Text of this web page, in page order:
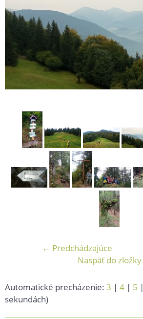
← Predchádzajúce
Naspäť do zložky
Automatické precházenie: 3 | 4 | 5 |
sekundách)